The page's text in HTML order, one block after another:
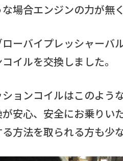
場合エンジンの力が無
ーバイプレッシャーバ
イルを交換しました。
ョンコイルはこのよう
安心、安全にお乗りい
方法を取られる方も少